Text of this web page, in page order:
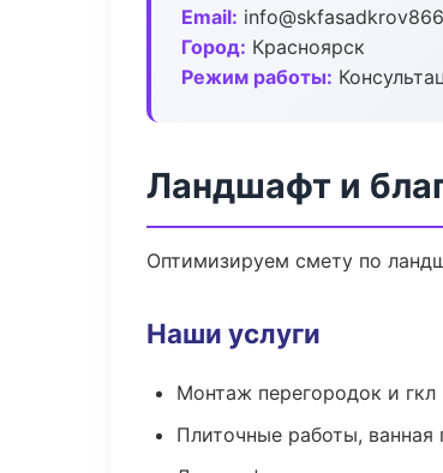
Email:
Город: Красноярск
Режим работы:
Ландшафт и
Оптимизируем смету по
Наши услуги
Монтаж перегородок и гкл
Плиточные работы, ванная